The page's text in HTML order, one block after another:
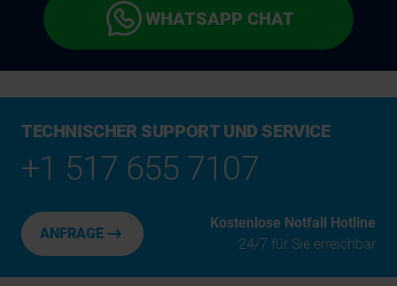
WHATSAPP CHAT
TECHNISCHER SUPPORT UND SERVICE
+1 517 655 7107
ANFRAGE
Kostenlose Notfall Hotline
24/7 für Sie erreichbar